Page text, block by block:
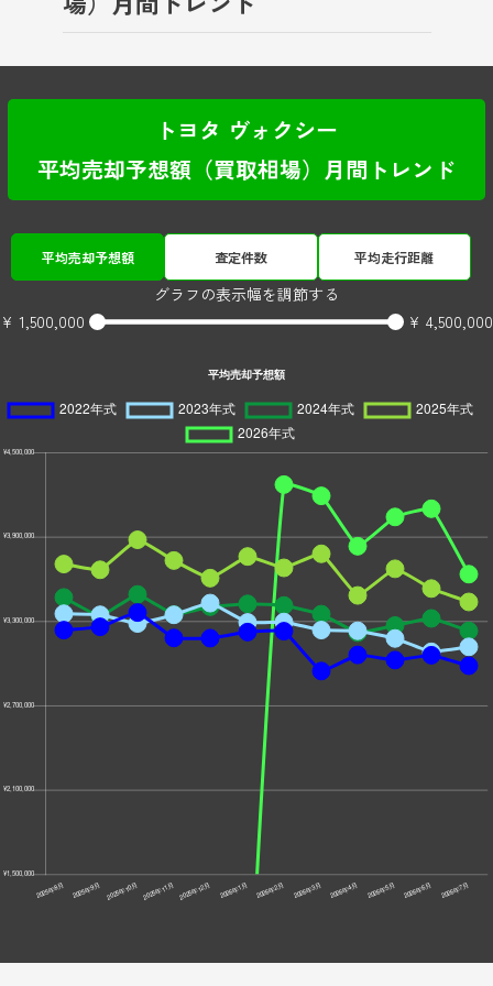
トヨタ ヴォクシー
平均売却予想額（買取相場）月間トレンド
平均売却予想額 査定件数 平均走行距離
グラフの表示幅を調節する
¥ 1,500,000
¥ 4,500,000